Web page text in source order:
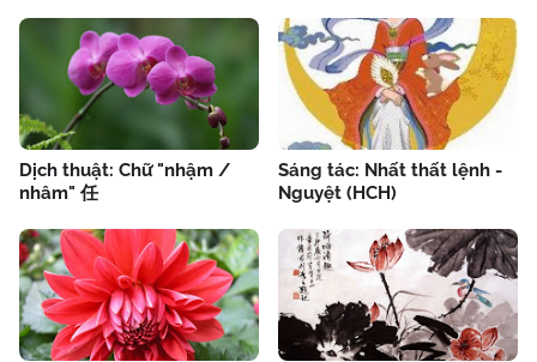
Dịch thuật: Chữ "nhậm /
nhâm" 任
Sáng tác: Nhất thất lệnh -
Nguyệt (HCH)